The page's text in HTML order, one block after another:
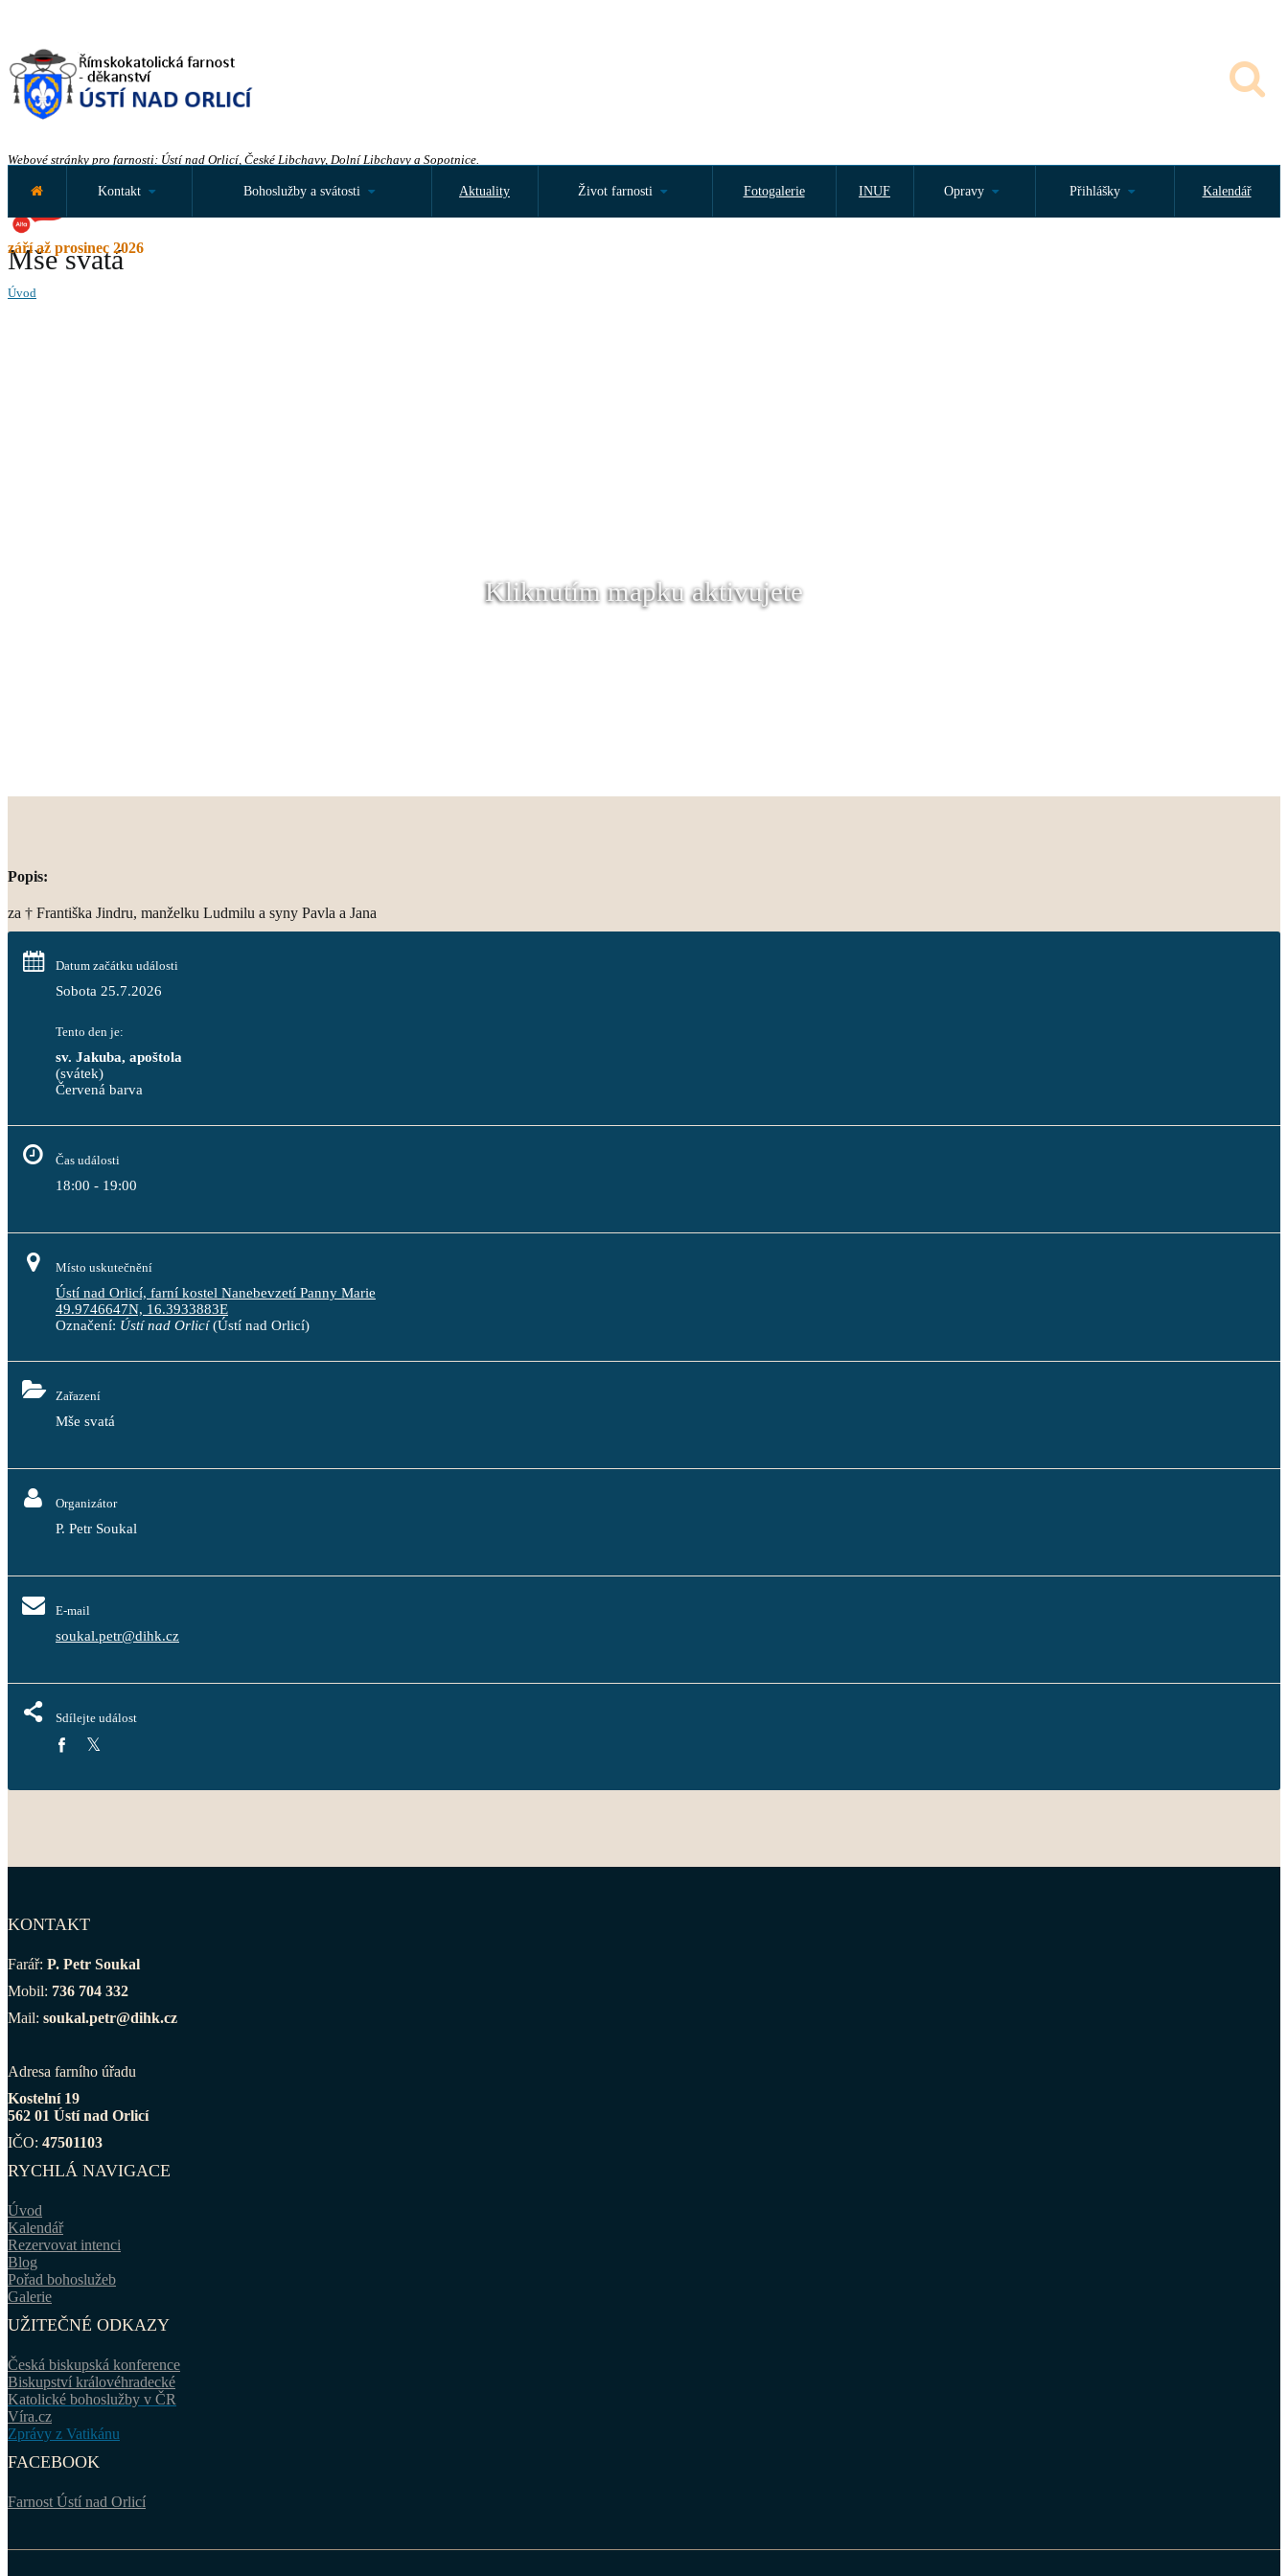
Webové stránky pro farnosti: Ústí nad Orlicí, České Libchavy, Dolní Libchavy a Sopotnice.
září až prosinec 2026
Kontakt Bohoslužby a svátosti Aktuality Život farnosti Fotogalerie INUF Opravy Přihlášky Kalendář
Mše svatá
Úvod
Kliknutím mapku aktivujete
Popis:
za † Františka Jindru, manželku Ludmilu a syny Pavla a Jana
Datum začátku události
Sobota 25.7.2026
Tento den je:
sv. Jakuba, apoštola
(svátek)
Červená barva
Čas události
18:00 - 19:00
Místo uskutečnění
Ústí nad Orlicí, farní kostel Nanebevzetí Panny Marie
49.9746647N, 16.3933883E
Označení: Ústí nad Orlicí(Ústí nad Orlicí)
Zařazení
Mše svatá
Organizátor
P. Petr Soukal
E-mail
soukal.petr@dihk.cz
Sdílejte událost
KONTAKT
Farář: P. Petr Soukal
Mobil: 736 704 332
Mail: soukal.petr@dihk.cz
Adresa farního úřadu
Kostelní 19
562 01 Ústí nad Orlicí
IČO: 47501103
RYCHLÁ NAVIGACE
Úvod
Kalendář
Rezervovat intenci
Blog
Pořad bohoslužeb
Galerie
UŽITEČNÉ ODKAZY
Česká biskupská konference
Biskupství královéhradecké
Katolické bohoslužby v ČR
Víra.cz
Zprávy z Vatikánu
FACEBOOK
Farnost Ústí nad Orlicí